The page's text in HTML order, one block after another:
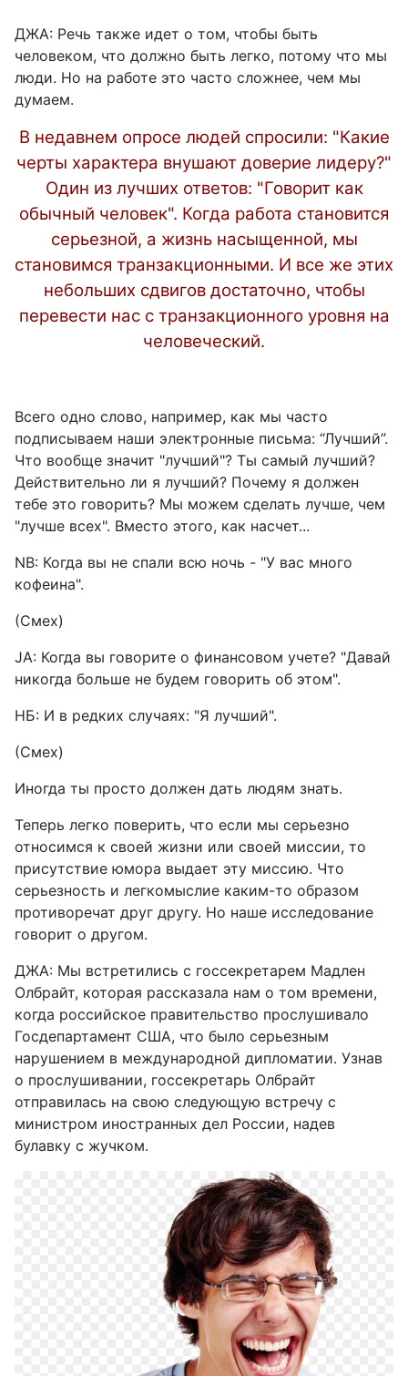
ДЖА: Речь также идет о том, чтобы быть
человеком, что должно быть легко, потому что мы
люди. Но на работе это часто сложнее, чем мы
думаем.
В недавнем опросе людей спросили: "Какие
черты характера внушают доверие лидеру?"
Один из лучших ответов: "Говорит как
обычный человек". Когда работа становится
серьезной, а жизнь насыщенной, мы
становимся транзакционными. И все же этих
небольших сдвигов достаточно, чтобы
перевести нас с транзакционного уровня на
человеческий.
Всего одно слово, например, как мы часто
подписываем наши электронные письма: “Лучший”.
Что вообще значит "лучший"? Ты самый лучший?
Действительно ли я лучший? Почему я должен
тебе это говорить? Мы можем сделать лучше, чем
"лучше всех". Вместо этого, как насчет...
NB: Когда вы не спали всю ночь - "У вас много
кофеина".
(Смех)
JA: Когда вы говорите о финансовом учете? "Давай
никогда больше не будем говорить об этом".
НБ: И в редких случаях: "Я лучший".
(Смех)
Иногда ты просто должен дать людям знать.
Теперь легко поверить, что если мы серьезно
относимся к своей жизни или своей миссии, то
присутствие юмора выдает эту миссию. Что
серьезность и легкомыслие каким-то образом
противоречат друг другу. Но наше исследование
говорит о другом.
ДЖА: Мы встретились с госсекретарем Мадлен
Олбрайт, которая рассказала нам о том времени,
когда российское правительство прослушивало
Госдепартамент США, что было серьезным
нарушением в международной дипломатии. Узнав
о прослушивании, госсекретарь Олбрайт
отправилась на свою следующую встречу с
министром иностранных дел России, надев
булавку с жучком.